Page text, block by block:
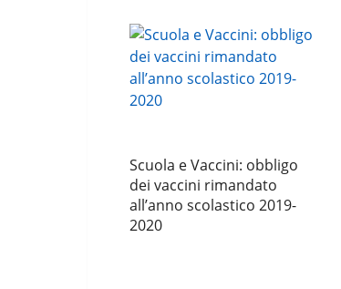
Scuola e Vaccini: obbligo
dei vaccini rimandato
all’anno scolastico 2019-
2020